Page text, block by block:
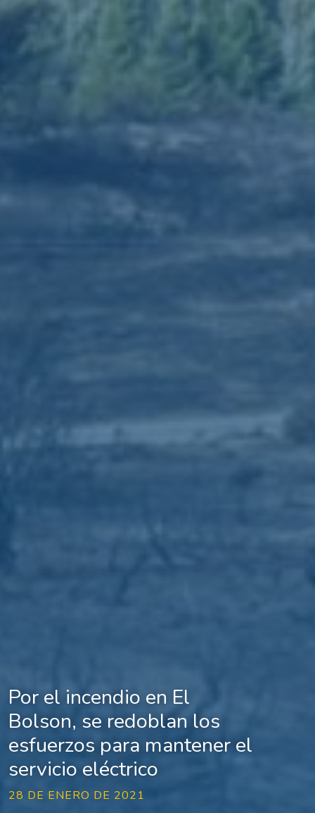
Por el incendio en El
Bolson, se redoblan los
esfuerzos para mantener el
servicio eléctrico
28 DE ENERO DE 2021